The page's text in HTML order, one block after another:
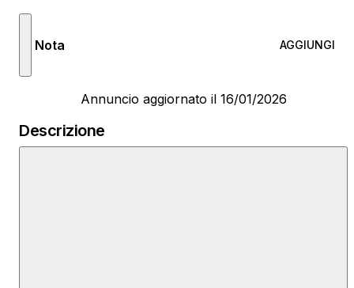
Nota AGGIUNGI
Annuncio aggiornato il 16/01/2026
Descrizione